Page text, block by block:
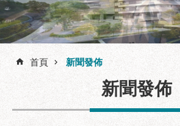
階
搜
公
告
資
訊
服
首頁 新聞發佈
新聞發佈